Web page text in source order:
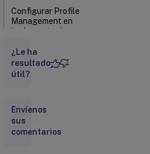
Configurar Profile
Management en
implementaciones
Desktops
Configurar Profile
Personal vDisk
¿Le ha
resultado
útil?
Envíenos
sus
comentarios